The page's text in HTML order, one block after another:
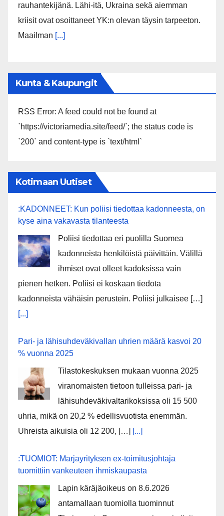
rauhantekijänä. Lähi-itä, Ukraina sekä aiemman
kriisit ovat osoittaneet YK:n olevan täysin tarpeeton.
Maailman [...]
Kunta & Kaupungit
RSS Error: A feed could not be found at
`https://victoriamedia.site/feed/`; the status code is
`200` and content-type is `text/html`
Kotimaan Uutiset
:KADONNEET: Kun poliisi tiedottaa kadonneesta, on
kyse aina vakavasta tilanteesta
Poliisi tiedottaa eri puolilla Suomea
kadonneista henkilöistä päivittäin. Välillä
ihmiset ovat olleet kadoksissa vain
pienen hetken. Poliisi ei koskaan tiedota
kadonneista vähäisin perustein. Poliisi julkaisee […]
[...]
Pari- ja lähisuhdeväkivallan uhrien määrä kasvoi 20
% vuonna 2025
Tilastokeskuksen mukaan vuonna 2025
viranomaisten tietoon tulleissa pari- ja
lähisuhdeväkivaltarikoksissa oli 15 500
uhria, mikä on 20,2 % edellisvuotista enemmän.
Uhreista aikuisia oli 12 200, […] [...]
:TUOMIOT: Marjayrityksen ex-toimitusjohtaja
tuomittiin vankeuteen ihmiskaupasta
Lapin käräjäoikeus on 8.6.2026
antamallaan tuomiolla tuominnut